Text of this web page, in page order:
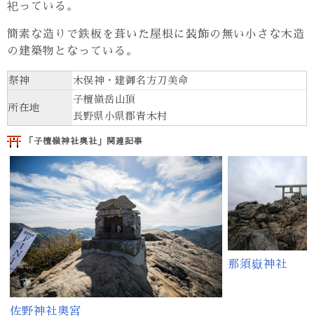
祀っている。
簡素な造りで鉄板を葺いた屋根に装飾の無い小さな木造
の建築物となっている。
祭神 木俣神・建御名方刀美命
所在地
子檀嶺岳山頂
長野県小県郡青木村
「子檀嶺神社奥社」関連記事
佐野神社奥宮
那須嶽神社